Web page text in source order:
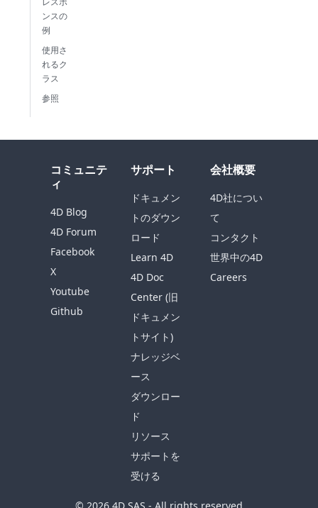
ンスの
例
使用さ
れるク
ラス
参照
コミュニテ
ィ
4D Blog
4D Forum
Facebook
X
Youtube
Github
サポート
ドキュメン
トのダウン
ロード
Learn 4D
4D Doc
Center (旧
ドキュメン
トサイト)
ナレッジベ
ース
ダウンロー
ド
リソース
サポートを
受ける
会社概要
4D社につい
て
コンタクト
世界中の4D
Careers